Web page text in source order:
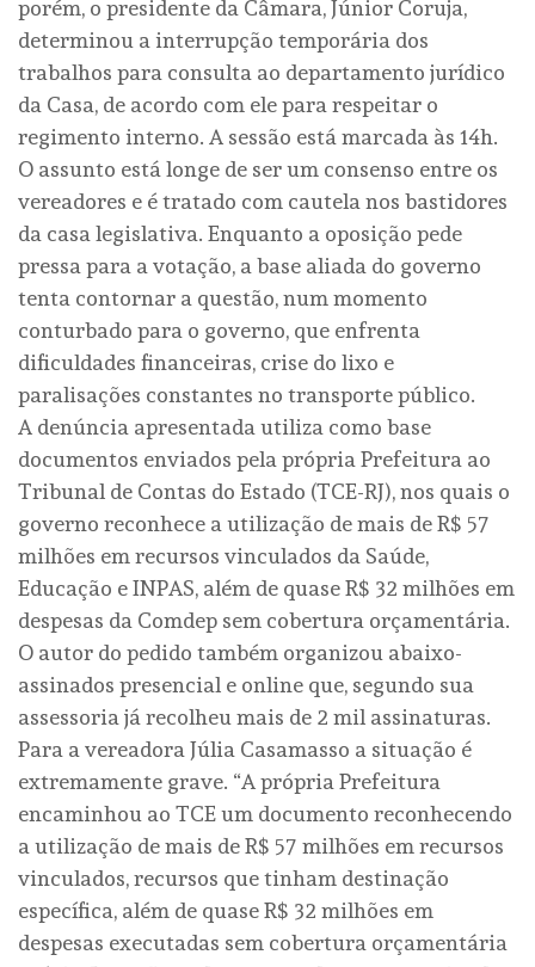
porém, o presidente da Câmara, Júnior Coruja,
determinou a interrupção temporária dos
trabalhos para consulta ao departamento jurídico
da Casa, de acordo com ele para respeitar o
regimento interno. A sessão está marcada às 14h.
O assunto está longe de ser um consenso entre os
vereadores e é tratado com cautela nos bastidores
da casa legislativa. Enquanto a oposição pede
pressa para a votação, a base aliada do governo
tenta contornar a questão, num momento
conturbado para o governo, que enfrenta
dificuldades financeiras, crise do lixo e
paralisações constantes no transporte público.
A denúncia apresentada utiliza como base
documentos enviados pela própria Prefeitura ao
Tribunal de Contas do Estado (TCE-RJ), nos quais o
governo reconhece a utilização de mais de R$ 57
milhões em recursos vinculados da Saúde,
Educação e INPAS, além de quase R$ 32 milhões em
despesas da Comdep sem cobertura orçamentária.
O autor do pedido também organizou abaixo-
assinados presencial e online que, segundo sua
assessoria já recolheu mais de 2 mil assinaturas.
Para a vereadora Júlia Casamasso a situação é
extremamente grave. “A própria Prefeitura
encaminhou ao TCE um documento reconhecendo
a utilização de mais de R$ 57 milhões em recursos
vinculados, recursos que tinham destinação
específica, além de quase R$ 32 milhões em
despesas executadas sem cobertura orçamentária